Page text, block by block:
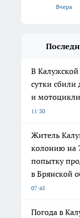
Вчера
В Калужской
сутки сбили
и
11:30
Житель
колонию на
попытку
в Брянской
07:45
Погода в